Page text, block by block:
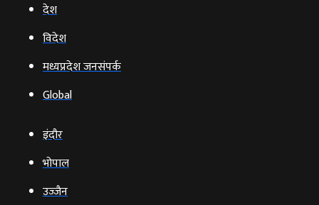
देश
विदेश
मध्यप्रदेश जनसंपर्क
Global
इंदौर
भोपाल
उज्‍जैन